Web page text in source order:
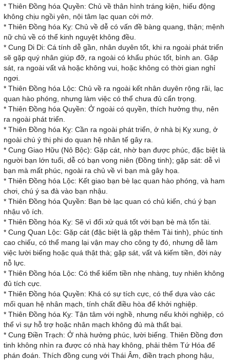
* Thiên Đồng hóa Quyền: Chủ về thân hình tráng kiện, hiếu động
không chịu ngồi yên, nội tâm lạc quan cởi mở.
* Thiên Đồng hóa Kỵ: Chủ về dễ có vấn đề bàng quang, thận; mệnh
nữ chủ về có thể kinh nguyệt không đều.
* Cung Di Di: Cá tính dễ gần, nhân duyên tốt, khi ra ngoài phát triển
sẽ gặp quý nhân giúp đỡ, ra ngoài có khẩu phúc tốt, bình an. Gặp
sát, ra ngoài vất vả hoặc không vui, hoặc không có thời gian nghỉ
ngơi.
* Thiên Đồng hóa Lộc: Chủ về ra ngoài kết nhân duyên rộng rãi, lạc
quan hào phóng, nhưng làm việc có thể chưa đủ cẩn trọng.
* Thiên Đồng hóa Quyền: Ở ngoài có quyền, thích hưởng thụ, nên
ra ngoài phát triển.
* Thiên Đồng hóa Kỵ: Cần ra ngoài phát triển, ở nhà bị Kỵ xung, ở
ngoài chú ý thị phi do quan hệ nhân tế gây ra.
* Cung Giao Hữu (Nô Bộc): Gặp cát, nhờ bạn được phúc, đặc biệt là
người bạn lớn tuổi, dễ có bạn vong niên (Đồng tinh); gặp sát: dễ vì
bạn mà mất phúc, ngoài ra chủ về vì bạn mà gây họa.
* Thiên Đồng hóa Lộc: Kết giao bạn bè lạc quan hào phóng, và ham
chơi, chú ý sa đà vào bạn nhậu.
* Thiên Đồng hóa Quyền: Bạn bè lạc quan có chủ kiến, chú ý bạn
nhậu vô ích.
* Thiên Đồng hóa Kỵ: Sẽ vì đối xử quá tốt với bạn bè mà tổn tài.
* Cung Quan Lộc: Gặp cát (đặc biệt là gặp thêm Tài tinh), phúc tinh
cao chiếu, có thể mang lại vận may cho công ty đó, nhưng dễ làm
việc lười biếng hoặc quá thật thà; gặp sát, vất vả kiếm tiền, đời này
nỗ lực.
* Thiên Đồng hóa Lộc: Có thể kiếm tiền nhẹ nhàng, tuy nhiên không
đủ tích cực.
* Thiên Đồng hóa Quyền: Khá có sự tích cực, có thể dựa vào các
mối quan hệ nhân mạch, tính chất điều hòa để khởi nghiệp.
* Thiên Đồng hóa Kỵ: Tận tâm với nghề, nhưng nếu khởi nghiệp, có
thể vì sự hỗ trợ hoặc nhân mạch không đủ mà thất bại.
* Cung Điền Trạch: Ở nhà hưởng phúc, lười biếng. Thiên Đồng đơn
tinh không nhìn ra được có nhà hay không, phải thêm Tứ Hóa để
phán đoán. Thích đồng cung với Thái Âm, điền trạch phong hậu,